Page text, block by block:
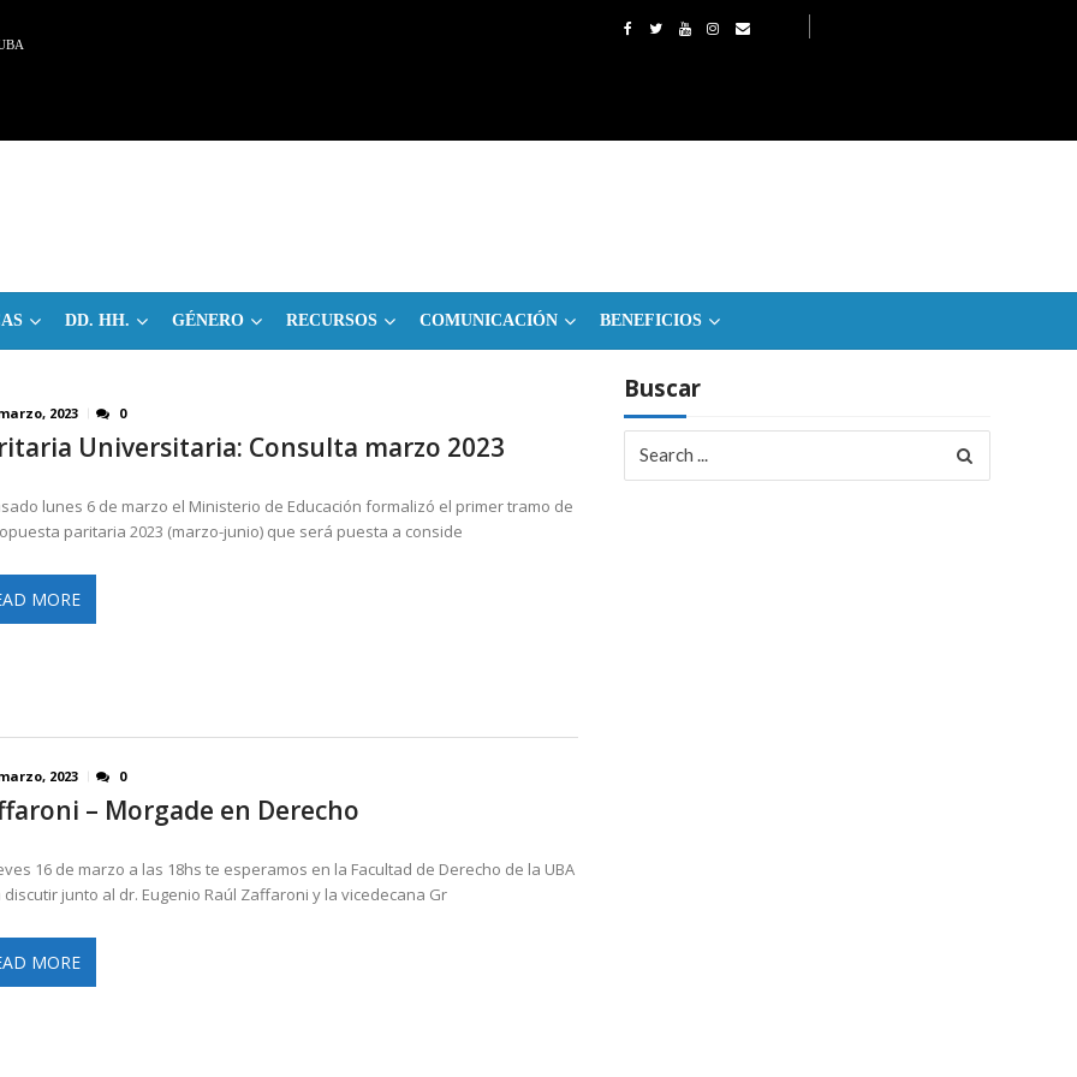
DD. HH. GÉNERO RECURSOS COMUNICACIÓN BENEFICIOS
2023 0
Universitaria: Consulta marzo 2023
lunes 6 de marzo el Ministerio de Educación formalizó el primer tramo de
paritaria 2023 (marzo-junio) que será puesta a conside
MORE
2023 0
– Morgade en Derecho
16 de marzo a las 18hs te esperamos en la Facultad de Derecho de la UBA
discutir junto al dr. Eugenio Raúl Zaffaroni y la vicedecana Gr
MORE
Buscar
for: